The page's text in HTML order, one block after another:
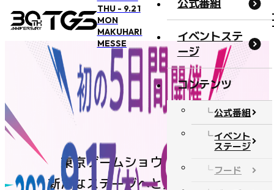
THU - 9.21
MON
MAKUHARI
MESSE
公式番組
イベントステ
ージ
コンテンツ
公式番組
イベント
ステージ
フード
概要・アクセス
アクセス
オフィシャルサポーター
東京ゲームショウは今年、
新たなステージへと進みます。